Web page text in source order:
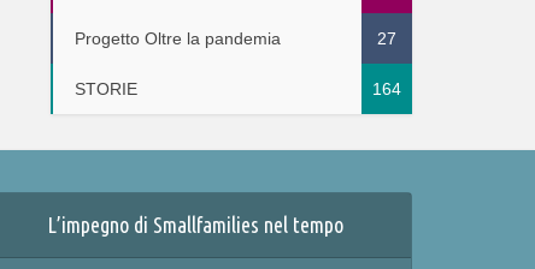
Progetto Oltre la pandemia 27
STORIE 164
L’impegno di Smallfamilies nel tempo